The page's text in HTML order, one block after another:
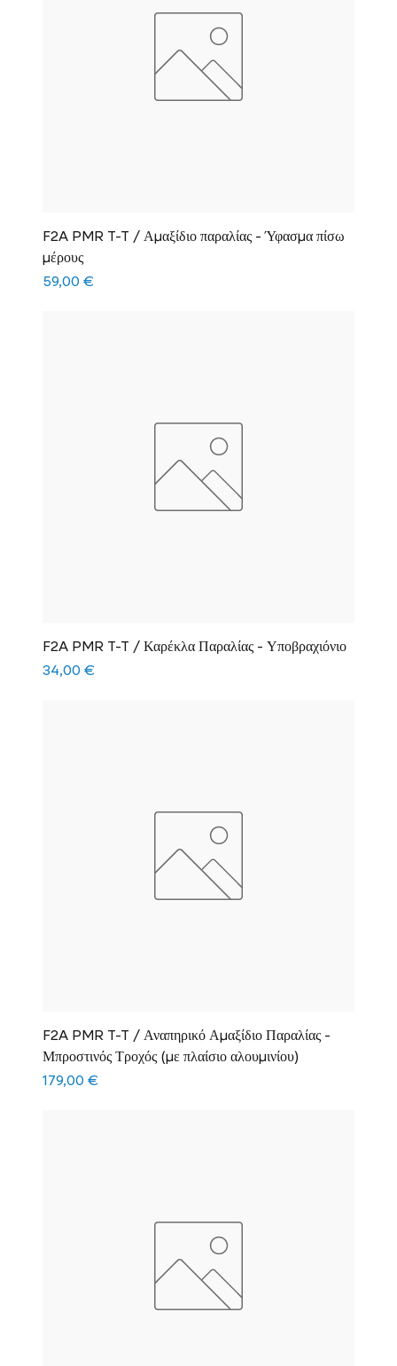
F2A PMR T-T / Αμαξίδιο παραλίας - Ύφασμα πίσω
μέρους
Τιμή
59,00 €
F2A PMR T-T / Καρέκλα Παραλίας - Υποβραχιόνιο
Τιμή
34,00 €
F2A PMR T-T / Αναπηρικό Αμαξίδιο Παραλίας -
Μπροστινός Τροχός (με πλαίσιο αλουμινίου)
Τιμή
179,00 €